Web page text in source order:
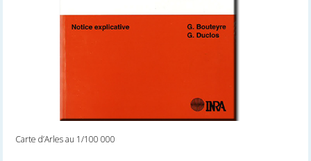
Carte d’Arles au 1/100 000